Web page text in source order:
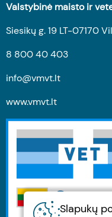
Slapukų
Valstybinė maisto ir
Siesikų g. 19 LT-07170
8 800 40 403
info@vmvt.lt
www.vmvt.lt